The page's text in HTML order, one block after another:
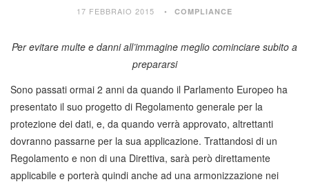
17 FEBBRAIO 2015 COMPLIANCE
Per evitare multe e danni all’immagine meglio cominciare subito a
prepararsi
Sono passati ormai 2 anni da quando il Parlamento Europeo ha
presentato il suo progetto di Regolamento generale per la
protezione dei dati, e, da quando verrà approvato, altrettanti
dovranno passarne per la sua applicazione. Trattandosi di un
Regolamento e non di una Direttiva, sarà però direttamente
applicabile e porterà quindi anche ad una armonizzazione nei